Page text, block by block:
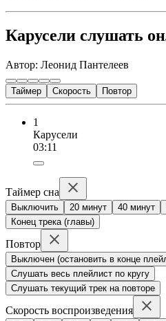
Карусели слушать
Автор: Леонид Пантелеев
Таймер Скорость Повтор
1
Карусели
03:11
Таймер сна
Выключить 20 минут 40 минут
Конец трека (главы)
Повтор
Выключен (остановить в конце
Слушать весь плейлист по кругу
Слушать текущий трек на повторе
Скорость воспроизведения